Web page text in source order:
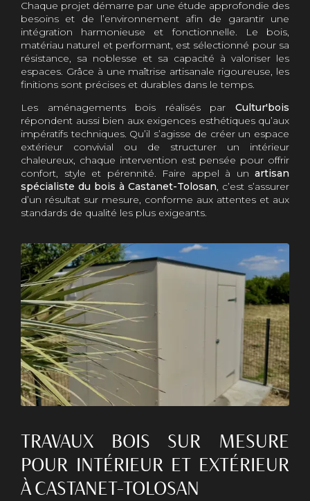
Chaque projet démarre par une étude approfondie des
besoins et de l’environnement afin de garantir une
intégration harmonieuse et fonctionnelle. Le bois,
matériau naturel et performant, est sélectionné pour sa
résistance, sa noblesse et sa capacité à valoriser les
espaces. Grâce à une maîtrise artisanale rigoureuse, les
finitions sont précises et durables dans le temps.
Les aménagements bois réalisés par Cultur'bois
répondent aussi bien aux exigences esthétiques qu’aux
impératifs techniques. Qu’il s’agisse de créer un espace
extérieur convivial ou de structurer un intérieur
chaleureux, chaque intervention est pensée pour offrir
confort, style et pérennité. Faire appel à un artisan
spécialiste du bois à Castanet-Tolosan, c’est s’assurer
d’un résultat sur mesure, conforme aux attentes et aux
standards de qualité les plus exigeants.
TRAVAUX BOIS SUR MESURE
POUR INTÉRIEUR ET EXTÉRIEUR
À CASTANET-TOLOSAN